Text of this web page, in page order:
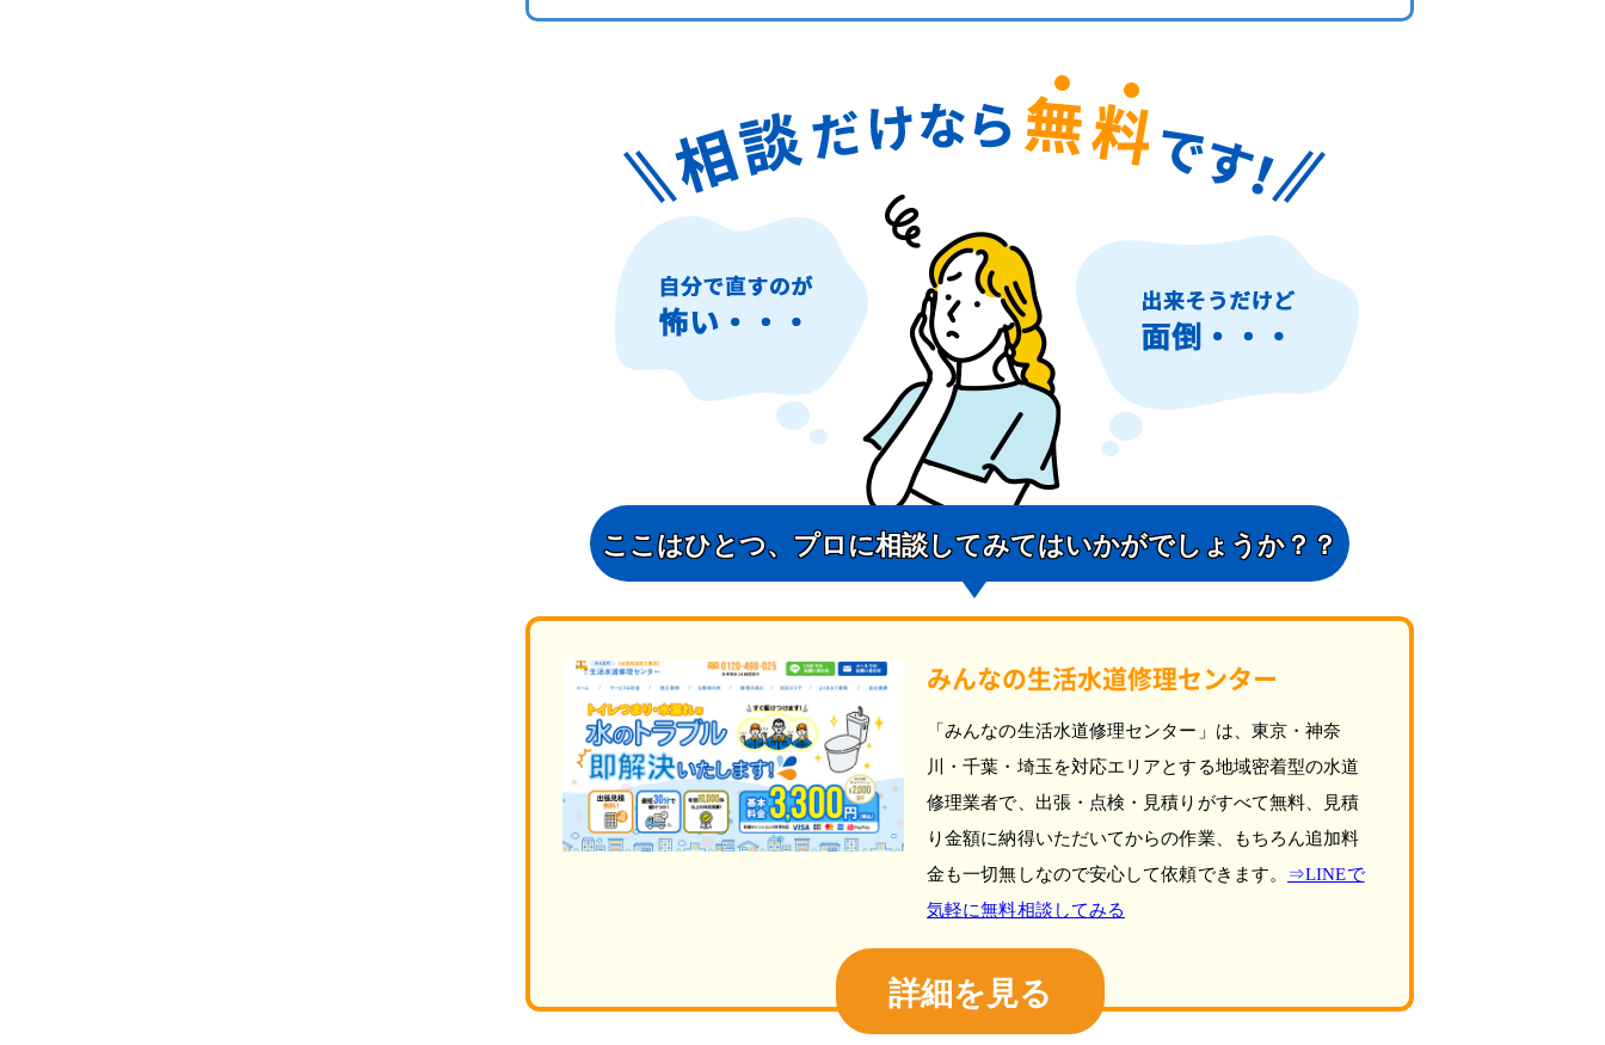
ここはひとつ、 プロに相談してみてはいかがでしょうか？？
みんなの生活水道修理センター
「みんなの生活水道修理センター」は、東京・神奈
川・千葉・埼玉を対応エリアとする地域密着型の水道
修理業者で、出張・点検・見積りがすべて無料、見積
り金額に納得いただいてからの作業、もちろん追加料
金も一切無しなので安心して依頼できます。
⇒LINEで
気軽に無料相談してみる
詳細を見る